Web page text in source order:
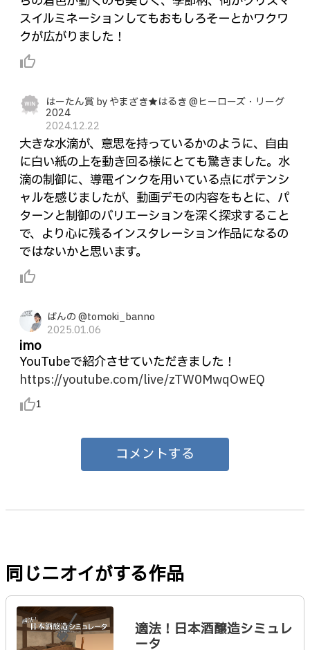
スイルミネーションしてもおもしろそーとかワクワ
クが広がりました！
thumb_up_alt
はーたん賞 by やまざき★はるき @ヒーローズ・リーグ
2024
2024.12.22
大きな水滴が、意思を持っているかのように、自由
に白い紙の上を動き回る様にとても驚きました。水
滴の制御に、導電インクを用いている点にポテンシ
ャルを感じましたが、動画デモの内容をもとに、パ
ターンと制御のバリエーションを深く探求すること
で、より心に残るインスタレーション作品になるの
ではないかと思います。
thumb_up_alt
ばんの @tomoki_banno
2025.01.06
imo
YouTubeで紹介させていただきました！
https://youtube.com/live/zTW0MwqOwEQ
thumb_up_alt1
コメントする
同じニオイがする作品
適法！日本酒醸造シミュレ
ータ